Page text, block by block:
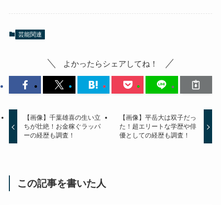
芸能関連
よかったらシェアしてね！
【画像】千葉雄喜の生い立
ちが壮絶！お金稼ぐラッパ
ーの経歴も調査！
【画像】平岳大は双子だっ
た！超エリートな学歴や俳
優としての経歴も調査！
この記事を書いた人